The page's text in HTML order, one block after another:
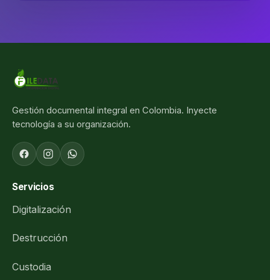
Gestión documental integral en Colombia. Inyecte
tecnología a su organización.
Servicios
Digitalización
Destrucción
Custodia